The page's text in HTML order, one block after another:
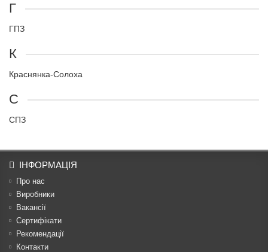
Г
ГПЗ
К
Краснянка-Солоха
С
СПЗ
ІНФОРМАЦІЯ
Про нас
Виробники
Вакансії
Сертифікати
Рекомендації
Контакти